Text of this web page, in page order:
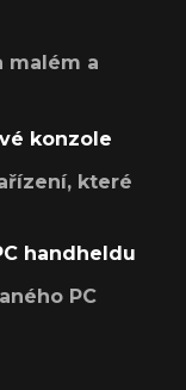
malém a
konzole
které
handheldu
PC